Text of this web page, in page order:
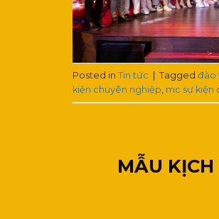
Posted in Tin tức | Tagged đào
kiện chuyên nghiệp mc sự kiện
MẪU